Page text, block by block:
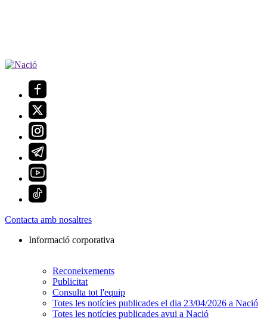
Contacta amb nosaltres
Informació corporativa
Reconeixements
Publicitat
Consulta tot l'equip
Totes les notícies publicades el dia 23/04/2026 a Nació
Totes les notícies publicades avui a Nació